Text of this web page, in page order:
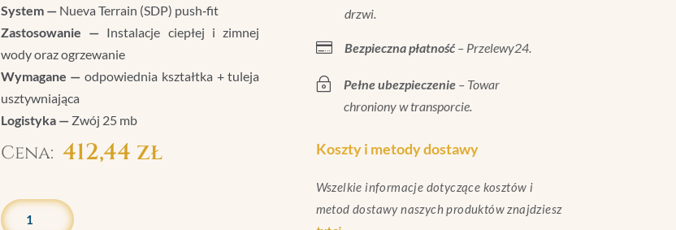
System —Nueva Terrain (SDP) push‑fit
Zastosowanie —Instalacje ciepłej i zimnej
wody oraz ogrzewanie
Wymagane — odpowiednia kształtka + tuleja
usztywniająca
Logistyka —Zwój 25 mb
412,44 zł
RURA
drzwi.
 Bezpieczna płatność– Przelewy24.
~ Pełne ubezpieczenie– Towar
chroniony w transporcie.
Koszty i metody dostawy
Wszelkie informacje dotyczące kosztów i
metod dostawy naszych produktów znajdziesz